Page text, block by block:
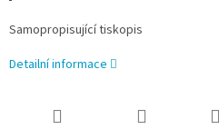
Samopropisující tiskopis
Detailní informace